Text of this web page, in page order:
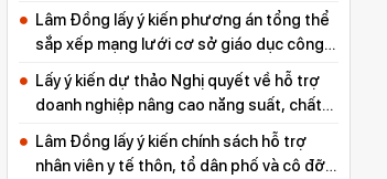
Lâm Đồng lấy ý kiến phương án tổng thể
sắp xếp mạng lưới cơ sở giáo dục công
lập
Lấy ý kiến dự thảo Nghị quyết về hỗ trợ
doanh nghiệp nâng cao năng suất, chất
lượng sản phẩm
Lâm Đồng lấy ý kiến chính sách hỗ trợ
nhân viên y tế thôn, tổ dân phố và cô đỡ